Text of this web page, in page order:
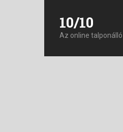
10/10
Az online talponálló